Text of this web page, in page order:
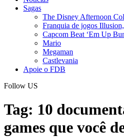
Sagas
The Disney Afternoon
Franquia de jogos
Capcom Beat ‘Em Up
Mario
Megaman
Castlevania
Apoie o FDB
Follow US
Tag: 10
games que você